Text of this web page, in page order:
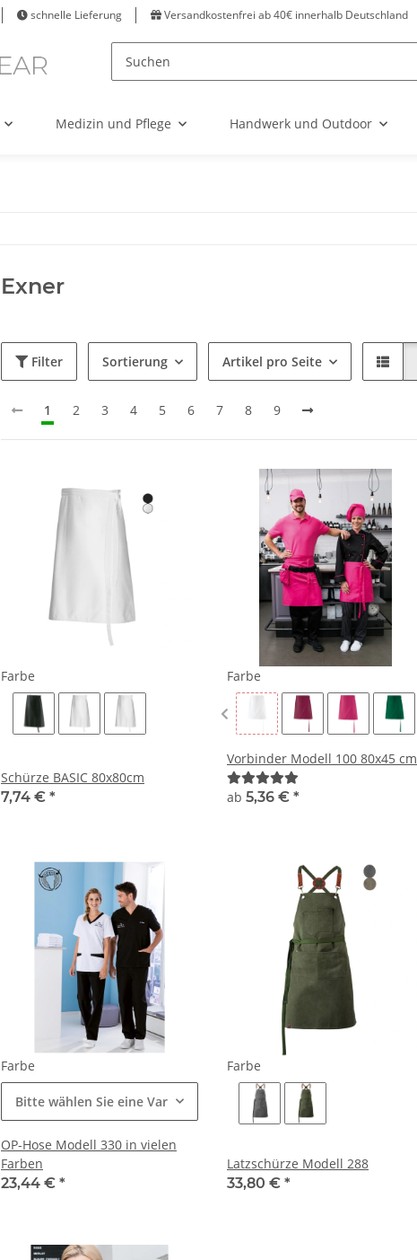
schnelle Lieferung Versandkostenfrei ab 40€ innerhalb Deutschland
Medizin und Pflege Handwerk und Outdoor
Exner
Filter Sortierung Artikel pro Seite
1 2 3 4 5 6 7 8 9
Farbe
Schürze BASIC 80x80cm
7,74 € *
Farbe
Vorbinder Modell 100 80x45 cm
ab 5,36 € *
Farbe
Bitte wählen Sie eine Variation.
OP-Hose Modell 330 in vielen
Farben
23,44 € *
Farbe
Latzschürze Modell 288
33,80 € *